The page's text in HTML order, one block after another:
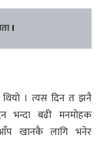
।
थियो । त्यस दिन त झनै
भन्दा बढी मनमोहक
खानकै लागि भनेर